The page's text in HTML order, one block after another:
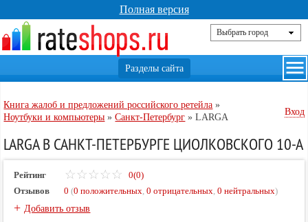
Полная версия
Книга жалоб и предложений российского ретейла »
Ноутбуки и компьютеры »Санкт-Петербург »LARGA
Вход
LARGA В САНКТ-ПЕТЕРБУРГЕ ЦИОЛКОВСКОГО 10-А
Рейтинг
0(0)
Отзывов
0 (0 положительных,0 отрицательных,0 нейтральных)
+Добавить отзыв